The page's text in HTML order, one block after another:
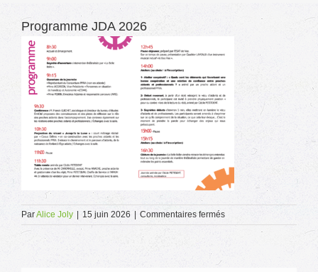
Programme JDA 2026
ParAlice Joly 15 juin 2026 Commentaires ferméssur
Programme